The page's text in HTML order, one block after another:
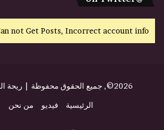
not Get Posts, Incorrect account info.
2026©, جميع الحقوق محفوظة | ريحة
الرئيسية
فيديو من نحن